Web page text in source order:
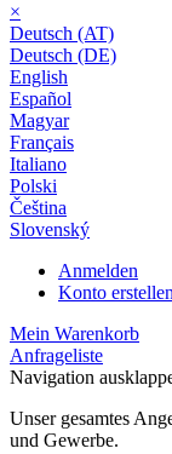
×
Deutsch (AT)
Deutsch (DE)
English
Español
Magyar
Français
Italiano
Polski
Čeština
Slovenský
Anmelden
Konto erstellen
Mein Warenkorb
Anfrageliste
Navigation
Unser gesamtes
und Gewerbe.